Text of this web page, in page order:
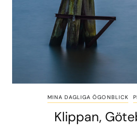
MINA DAGLIGA ÖGONBLICK
Klippan,